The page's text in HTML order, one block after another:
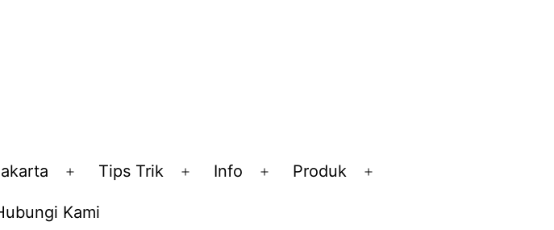
Open
menu
Tips Trik
Open
Info
Open
Produk
Kami